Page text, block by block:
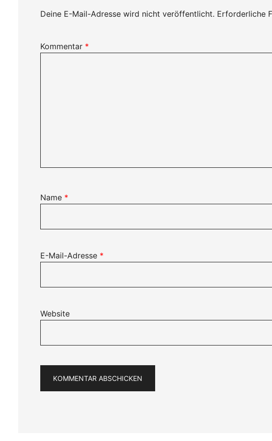
Deine E-Mail-Adresse wird nicht veröffentlicht. Erforderliche
Kommentar *
Name *
E-Mail-Adresse *
Website